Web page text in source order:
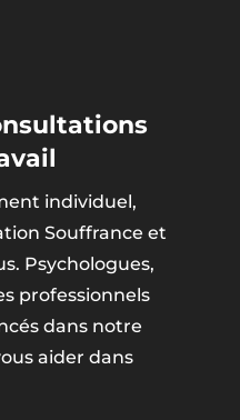
individuel,
Souffrance et
Psychologues,
professionnels
dans notre
aider dans